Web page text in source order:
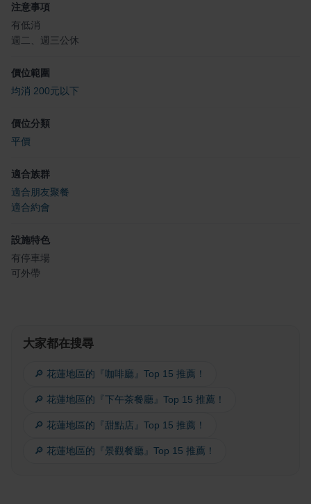
注意事項
有低消
週二、週三公休
價位範圍
均消 200元以下
價位分類
平價
適合族群
適合朋友聚餐
適合約會
設施特色
有停車場
可外帶
大家都在搜尋
🔎 花蓮地區的『咖啡廳』Top 15 推薦！
🔎 花蓮地區的『下午茶餐廳』Top 15 推薦！
🔎 花蓮地區的『甜點店』Top 15 推薦！
🔎 花蓮地區的『景觀餐廳』Top 15 推薦！